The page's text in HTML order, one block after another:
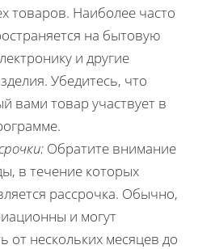
товаров. Наиболее часто
на бытовую
и другие
Убедитесь, что
вами товар участвует в
Обратите внимание
в течение которых
рассрочка. Обычно,
и могут
от нескольких месяцев до